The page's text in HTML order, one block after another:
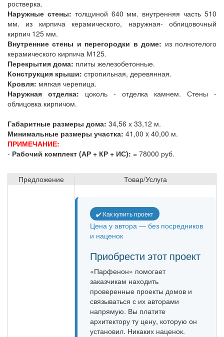
ростверка.
Наружные стены: толщиной 640 мм. внутренняя часть 510
мм. из кирпича керамического, наружная- облицовочный
кирпич 125 мм.
Внутренние стены и перегородки в доме: из полнотелого
керамического кирпича М125.
Перекрытия дома: плиты железобетонные.
Конструкция крыши: стропильная, деревянная.
Кровля: мягкая черепица.
Наружная отделка: цоколь - отделка камнем. Стены -
облицовка кирпичом.
Габаритные размеры дома: 34,56 х 33,12 м.
Минимальные размеры участка: 41,00 x 40,00 м.
ПРИМЕЧАНИЕ:
- Рабочий комплект (АР + КР + ИС): = 78000 руб.
Предложение Товар/Услуга
✔️ Как купить проект
Цена у автора — без посредников
и наценок
Приобрести этот проект
«Парфенон» помогает
заказчикам находить
проверенные проекты домов и
связываться с их авторами
напрямую. Вы платите
архитектору ту цену, которую он
установил. Никаких наценок.